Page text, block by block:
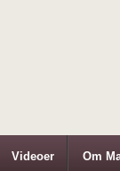
Videoer Om